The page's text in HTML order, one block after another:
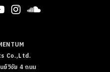
Co.,Ltd.
ย์วิจัย 4 ถนน